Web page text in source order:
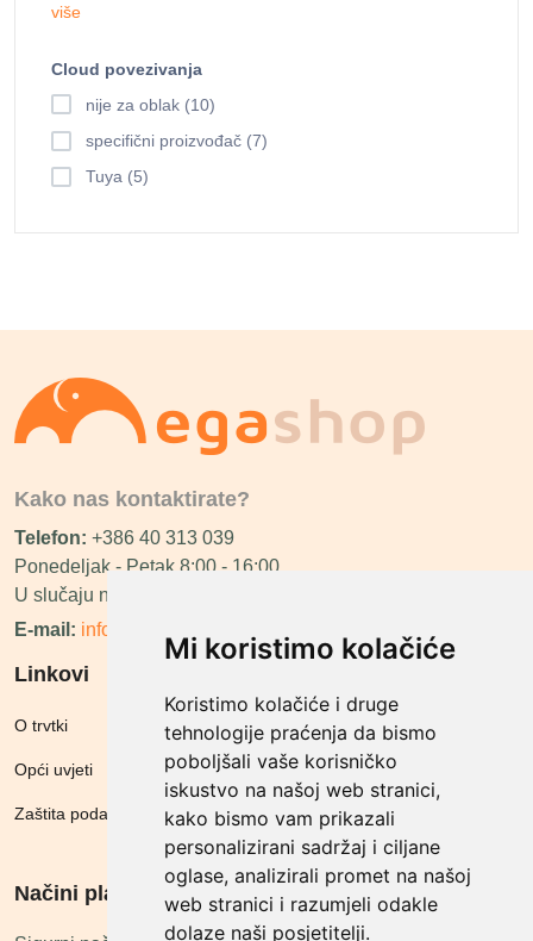
Mi koristimo kolačiće
Koristimo kolačiće i druge
tehnologije praćenja da bismo
poboljšali vaše korisničko
iskustvo na našoj web stranici,
kako bismo vam prikazali
personalizirani sadržaj i ciljane
oglase, analizirali promet na našoj
web stranici i razumjeli odakle
dolaze naši posjetitelji.
više
Cloud povezivanja
nije za oblak (10)
specifični proizvođač (7)
Tuya (5)
Kako nas kontaktirate?
Telefon: +386 40 313 039
Ponedeljak - Petak 8:00 - 16:00
U slučaju neraspoloživosti ćemo vas nazvati.
E-mail: info@megashop.hr
Linkovi
O trvtki
Opći uvjeti
Zaštita podataka
Načini plačanja